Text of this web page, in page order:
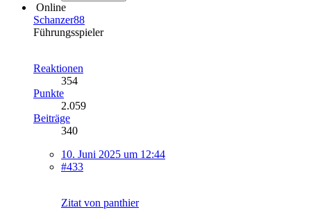
Online
Schanzer88
Führungsspieler
Reaktionen
354
Punkte
2.059
Beiträge
340
10. Juni 2025 um 12:44
#433
Zitat von panthier